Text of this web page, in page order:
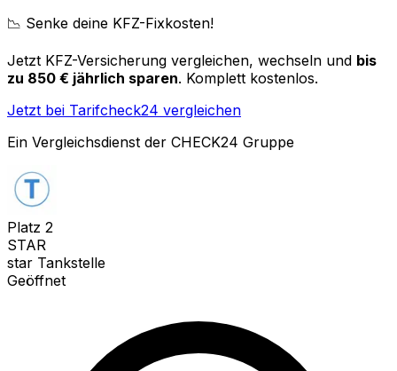
📉 Senke deine KFZ-Fixkosten!
Jetzt KFZ-Versicherung vergleichen, wechseln und bis
zu 850 € jährlich sparen. Komplett kostenlos.
Jetzt bei Tarifcheck24 vergleichen
Ein Vergleichsdienst der CHECK24 Gruppe
Platz 2
STAR
star Tankstelle
Geöffnet